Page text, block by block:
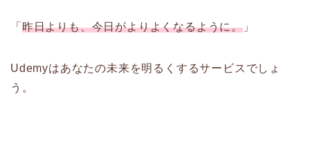
「 昨日よりも、今日がよりよくなるように。 」
Udemyはあなたの未来を明るくするサービスでしょ
う。